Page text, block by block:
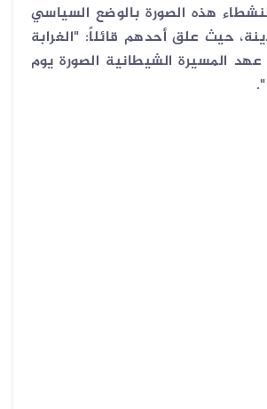
هذه الصورة بالوضع السياسي
حيث علق أحدهم قائلاً: "الغرابة
المسيرة الشيطانية الصورة يوم